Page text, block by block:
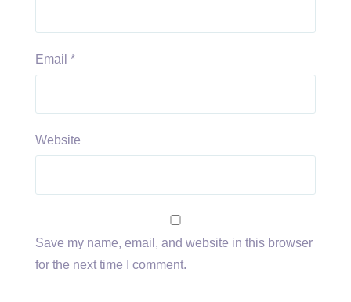
Email *
Website
Save my name, email, and website in this browser
for the next time I comment.